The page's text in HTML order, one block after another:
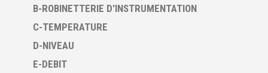
B-ROBINETTERIE D'INSTRUMENTATION
C-TEMPERATURE
D-NIVEAU
E-DEBIT